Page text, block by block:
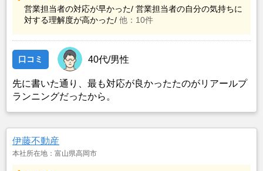
営業担当者の対応が早かった/ 営業担当者の自分の気持ちに
対する理解度が高かった/ 他：10件
口コミ 40代/男性
先に書いた通り、最も対応が良かったたのがリアールプ
ランニングだったから。
伊藤不動産
本社所在地：富山県高岡市